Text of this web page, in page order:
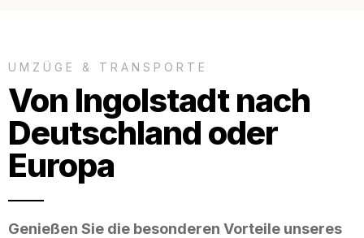
UMZÜGE & TRANSPORTE
Von Ingolstadt nach
Deutschland oder
Europa
Genießen Sie die besonderen Vorteile unseres